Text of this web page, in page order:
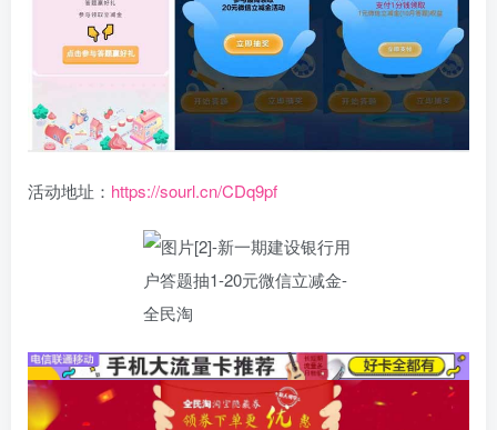
活动地址： https://sourl.cn/CDq9pf